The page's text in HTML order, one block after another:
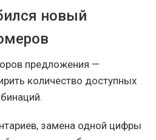
новый
предложения —
количество доступных
замена одной цифры